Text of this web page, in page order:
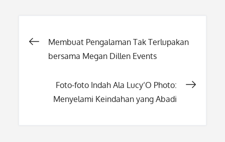
Post
Membuat Pengalaman Tak Terlupakan
bersama Megan Dillen Events
Foto-foto Indah Ala Lucy’O Photo:
Menyelami Keindahan yang Abadi